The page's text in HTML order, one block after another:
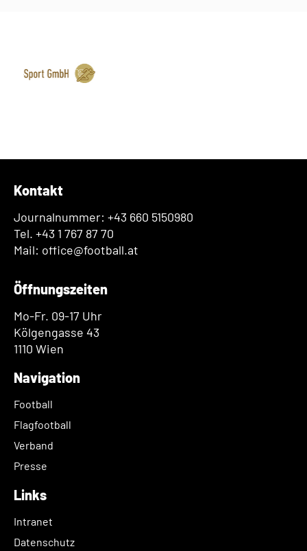
Kontakt
Journalnummer: +43 660 5150980
Tel. +43 1 767 87 70
Mail: office@football.at
Öffnungszeiten
Mo-Fr. 09-17 Uhr
Kölgengasse 43
1110 Wien
Navigation
Football
Flagfootball
Verband
Presse
Links
Intranet
Datenschutz